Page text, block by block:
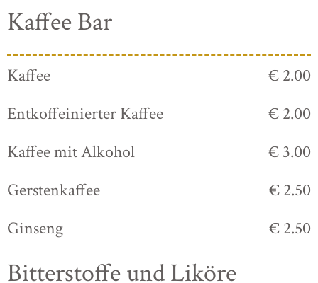
Kaffee Bar
Kaffee
€ 2.00
Entkoffeinierter Kaffee
€ 2.00
Kaffee mit Alkohol
€ 3.00
Gerstenkaffee
€ 2.50
Ginseng
€ 2.50
Bitterstoffe und Liköre